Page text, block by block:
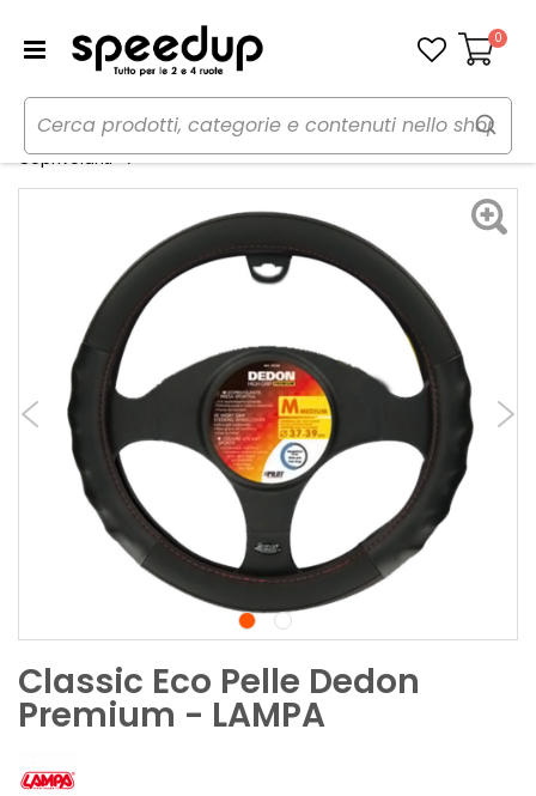
Carrello
0
Home Auto
Accessori interni e comfort
Coprivolanti
Classic Eco Pelle Dedon Premium
Classic Eco Pelle Dedon
Premium - LAMPA